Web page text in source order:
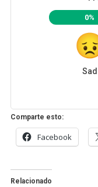
0%
Sad
Comparte esto:
Facebook
Relacionado